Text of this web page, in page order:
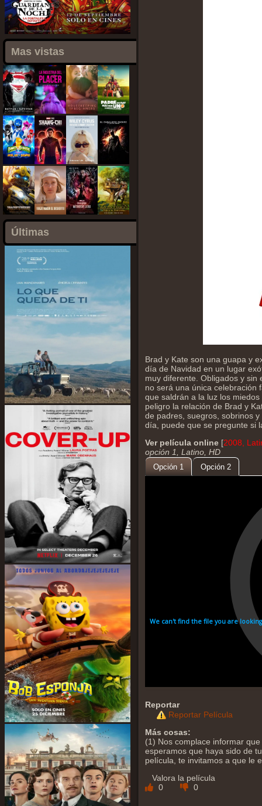
Mas vistas
Últimas
Brad y Kate son una guapa y
día de Navidad en un lugar
muy diferente. Obligados y sin
no será una única celebración
que saldrán a la luz los
peligro la relación de Brad y
de padres, suegros, sobrinos
día, puede que se pregunte si
Ver película online [2008,
opción 1, Latino, HD
Opción 1 Opción 2
Reportar
Reportar Película
Más cosas:
(1) Nos complace informar
esperamos que haya sido de
película, te invitamos a que le
Valora la película
0
0